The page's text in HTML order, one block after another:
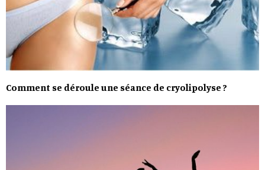
Comment se déroule une séance de cryolipolyse ?